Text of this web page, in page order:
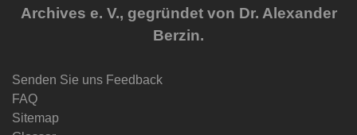
Archives e. V., gegründet von Dr. Alexander
Berzin.
Senden Sie uns Feedback
FAQ
Sitemap